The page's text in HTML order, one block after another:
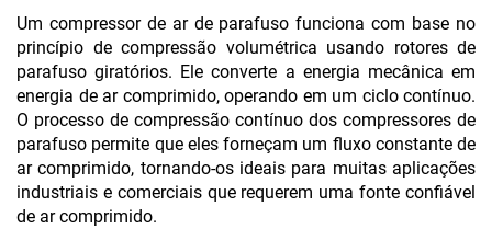
Um compressor de ar de parafuso funciona com base no
princípio de compressão volumétrica usando rotores de
parafuso giratórios. Ele converte a energia mecânica em
energia de ar comprimido, operando em um ciclo contínuo.
O processo de compressão contínuo dos compressores de
parafuso permite que eles forneçam um fluxo constante de
ar comprimido, tornando-os ideais para muitas aplicações
industriais e comerciais que requerem uma fonte confiável
de ar comprimido.